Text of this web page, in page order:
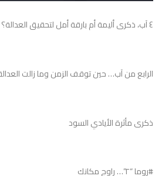
٤ آب، ذكرى أليمة أم بارقة أمل لتحقيق العدالة؟
الرابع من آب… حين توقف الزمن وما زالت
ذكرى مأثرة الأيادي السود
#روما “٢”… راوح مكانك